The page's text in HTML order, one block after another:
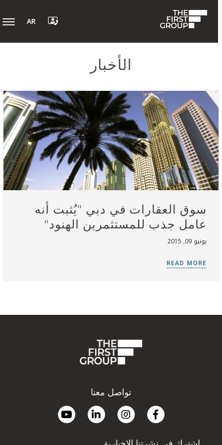
AR
الأخبار
سوق العقارات في دبي "يُثبت أنه
عامل جذب للمستثمرين الهنود"
يونيو 09, 2015
تواصل معنا